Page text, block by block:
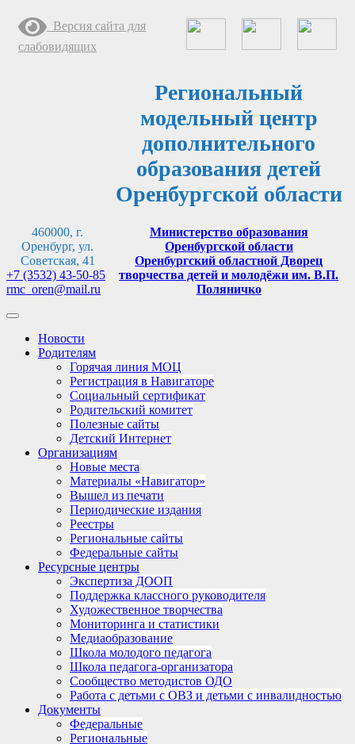
содержимому
Версия сайта для
слабовидящих
Региональный
модельный центр
дополнительного
образования детей
Оренбургской области
460000, г.
Оренбург, ул.
Советская, 41
+7 (3532) 43-50-85
rmc_oren@mail.ru
Министерство образования
Оренбургской области
Оренбургский областной Дворец
творчества детей и молодёжи им. В.П.
Поляничко
Новости
Родителям
Горячая линия МОЦ
Регистрация в Навигаторе
Социальный сертификат
Родительский комитет
Полезные сайты
Детский Интернет
Организациям
Новые места
Материалы «Навигатор»
Вышел из печати
Периодические издания
Реестры
Региональные сайты
Федеральные сайты
Ресурсные центры
Экспертиза ДООП
Поддержка классного руководителя
Художественное творчества
Мониторинга и статистики
Медиаобразование
Школа молодого педагога
Школа педагога-организатора
Сообщество методистов ОДО
Работа с детьми с ОВЗ и детьми с инвалидностью
Документы
Федеральные
Региональные